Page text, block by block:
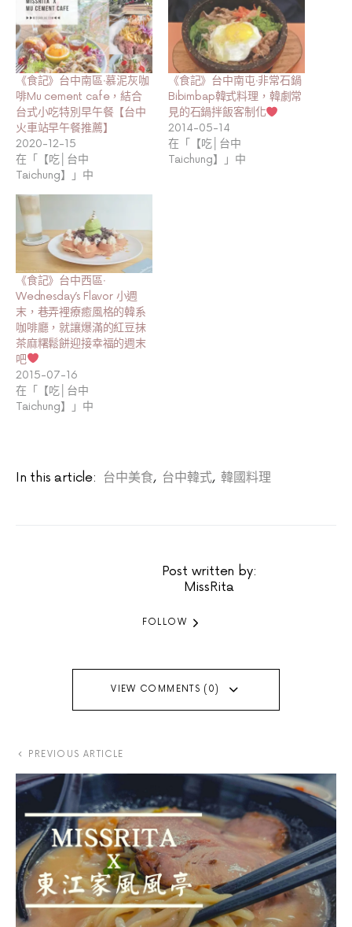
《食記》台中南區‧慕泥灰咖
啡Mu cement cafe，結合
台式小吃特別早午餐【台中
火車站早午餐推薦】
2020-12-15
在「【吃│台中
Taichung】」中
《食記》台中南屯‧非常石鍋
Bibimbap韓式料理，韓劇常
見的石鍋拌飯客制化
2014-05-14
在「【吃│台中
Taichung】」中
《食記》台中西區‧
Wednesday’s Flavor 小週
末，巷弄裡療癒風格的韓系
咖啡廳，就讓爆滿的紅豆抹
茶麻糬鬆餅迎接幸福的週末
吧
2015-07-16
在「【吃│台中
Taichung】」中
In this article: 台中美食, 台中韓式, 韓國料理
Post written by:
MissRita
FOLLOW
VIEW COMMENTS (0)
PREVIOUS ARTICLE